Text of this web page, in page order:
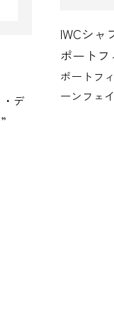
デ
IWCシャ
ポートフ
ポートフ
ーンフェ